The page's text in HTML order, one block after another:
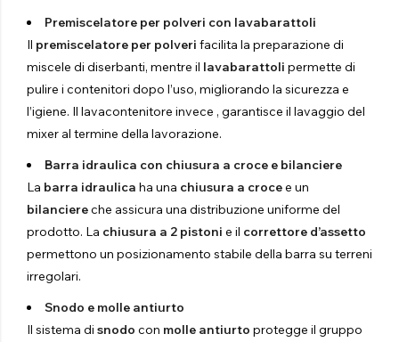
Premiscelatore per polveri con lavabarattoli
Il premiscelatore per polveri facilita la preparazione di
miscele di diserbanti, mentre il lavabarattoli permette di
pulire i contenitori dopo l’uso, migliorando la sicurezza e
l’igiene. Il lavacontenitore invece , garantisce il lavaggio del
mixer al termine della lavorazione.
Barra idraulica con chiusura a croce e bilanciere
La barra idraulica ha una chiusura a crocee un
bilanciereche assicura una distribuzione uniforme del
prodotto. La chiusura a 2 pistoni e il correttore d’assetto
permettono un posizionamento stabile della barra su terreni
irregolari.
Snodo e molle antiurto
Il sistema di snodo con molle antiurto protegge il gruppo